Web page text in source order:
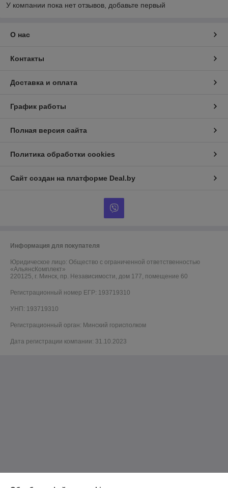
У компании пока нет отзывов, добавьте первый
О нас
Контакты
Доставка и оплата
График работы
Полная версия сайта
Политика обработки cookies
Сайт создан на платформе Deal.by
Информация для покупателя
Юридическое лицо: Общество с ограниченной ответственностью
«АльянсКомплект»
220125, г. Минск, пр. Независимости, дом 177, помещение 60
Регистрационный номер ЕГР: 193719310
УНП: 193719310
Регистрационный орган: Минский горисполком
Дата регистрации компании: 31.10.2023